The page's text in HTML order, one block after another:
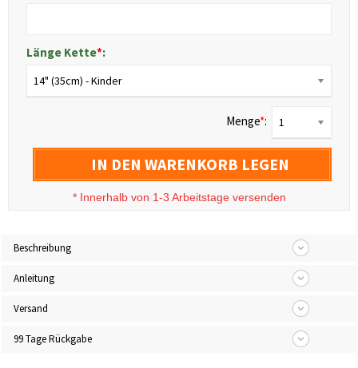
Länge Kette*:
14" (35cm) - Kinder
Menge*: 1
IN DEN WARENKORB LEGEN
* Innerhalb von 1-3 Arbeitstage versenden
Beschreibung
Anleitung
Versand
99 Tage Rückgabe